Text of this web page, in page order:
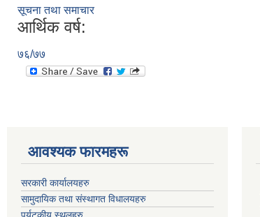
सूचना तथा समाचार
आर्थिक वर्ष:
७६/७७
आवश्यक फारमहरू
सरकारी कार्यालयहरु
सामुदायिक तथा संस्थागत विधालयहरु